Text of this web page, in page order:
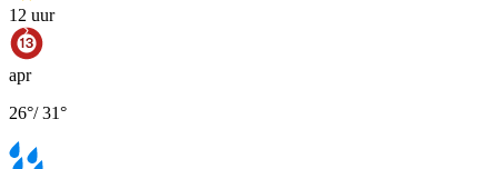
12 uur
apr
26°/31°